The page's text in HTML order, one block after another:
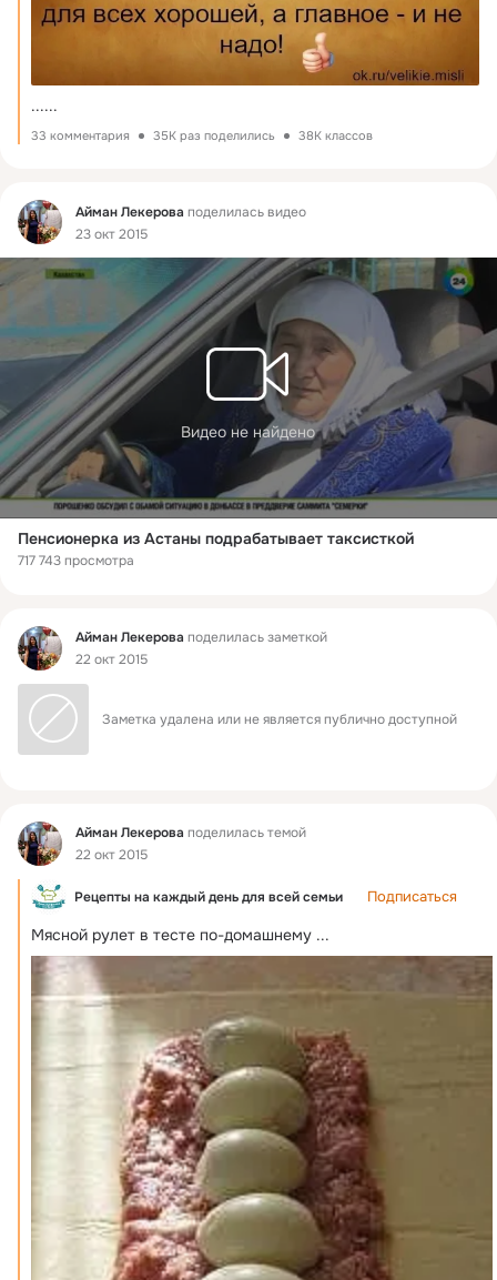
......
33 комментария 35K раз поделились 38K классов
Фид Айман Лекерова поделилась видео
23 окт 2015
Видео не найдено
Пенсионерка из Астаны подрабатывает таксисткой
717 743 просмотра
Фид Айман Лекерова поделилась заметкой
22 окт 2015
Заметка удалена или не является публично доступной
Фид Айман Лекерова поделилась темой
22 окт 2015
Рецепты на каждый день для всей семьи Подписаться
Мясной рулет в тесте по-домашнему ...